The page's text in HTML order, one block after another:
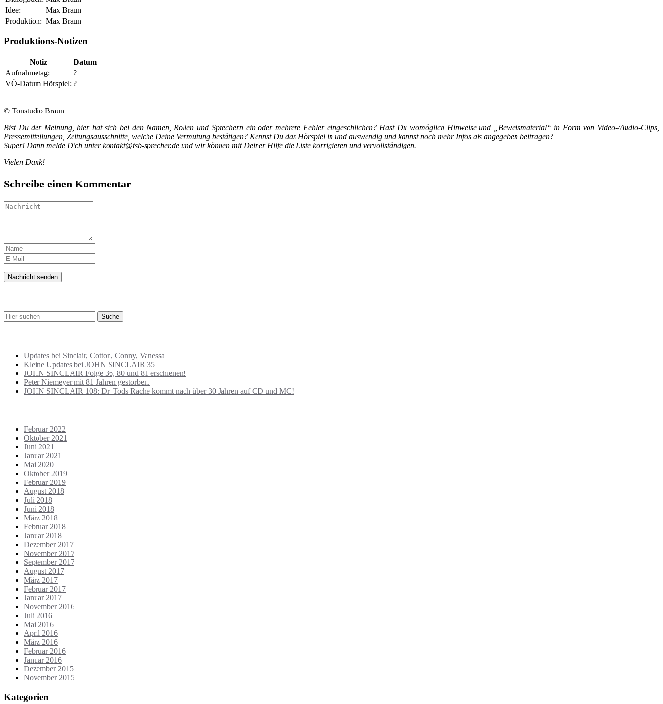
Idee:
Max Braun
Produktion: Max Braun
Produktions-Notizen
Notiz
Datum
Aufnahmetag:
?
VÖ-Datum Hörspiel: ?
© Tonstudio Braun
Bist Du der Meinung, hier hat sich bei den Namen, Rollen und Sprechern ein oder mehrere Fehler eingeschlichen? Hast Du womöglich Hinweise und „Beweismaterial“ in Form von Video-/Audio-Clips,
Pressemitteilungen, Zeitungsausschnitte, welche Deine Vermutung bestätigen? Kennst Du das Hörspiel in und auswendig und kannst noch mehr Infos als angegeben beitragen?
Super! Dann melde Dich unter kontakt@tsb-sprecher.de und wir können mit Deiner Hilfe die Liste korrigieren und vervollständigen.
Vielen Dank!
Schreibe einen Kommentar
Updates bei Sinclair, Cotton, Conny, Vanessa
Kleine Updates bei JOHN SINCLAIR 35
JOHN SINCLAIR Folge 36, 80 und 81 erschienen!
Peter Niemeyer mit 81 Jahren gestorben.
JOHN SINCLAIR 108: Dr. Tods Rache kommt nach über 30 Jahren auf CD und MC!
Februar 2022
Oktober 2021
Juni 2021
Januar 2021
Mai 2020
Oktober 2019
Februar 2019
August 2018
Juli 2018
Juni 2018
März 2018
Februar 2018
Januar 2018
Dezember 2017
November 2017
September 2017
August 2017
März 2017
Februar 2017
Januar 2017
November 2016
Juli 2016
Mai 2016
April 2016
März 2016
Februar 2016
Januar 2016
Dezember 2015
November 2015
Kategorien